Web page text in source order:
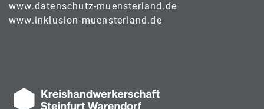
www.datenschutz-muensterland.de
www.inklusion-muensterland.de